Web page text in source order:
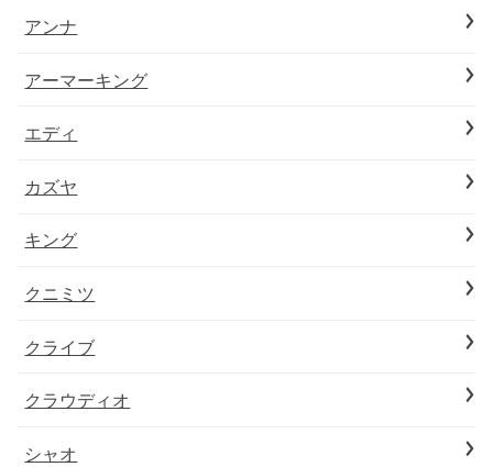
アンナ
アーマーキング
エディ
カズヤ
キング
クニミツ
クライブ
クラウディオ
シャオ